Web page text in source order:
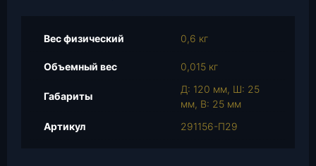
Вес физический 0,6 кг
Объемный вес 0,015 кг
Габариты
Д: 120 мм, Ш: 25
мм, В: 25 мм
Артикул
291156-П29